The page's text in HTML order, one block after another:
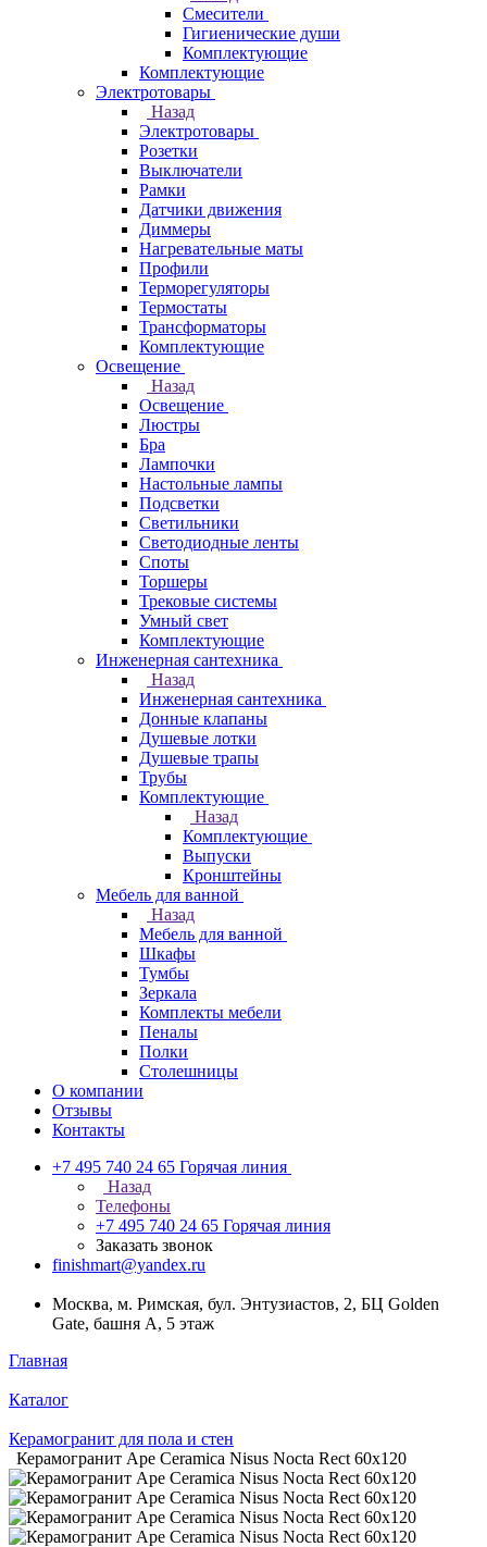
Смесители
Гигиенические души
Комплектующие
Комплектующие
Электротовары
Назад
Электротовары
Розетки
Выключатели
Рамки
Датчики движения
Диммеры
Нагревательные маты
Профили
Терморегуляторы
Термостаты
Трансформаторы
Комплектующие
Освещение
Назад
Освещение
Люстры
Бра
Лампочки
Настольные лампы
Подсветки
Светильники
Светодиодные ленты
Споты
Торшеры
Трековые системы
Умный свет
Комплектующие
Инженерная сантехника
Назад
Инженерная сантехника
Донные клапаны
Душевые лотки
Душевые трапы
Трубы
Комплектующие
Назад
Комплектующие
Выпуски
Кронштейны
Мебель для ванной
Назад
Мебель для ванной
Шкафы
Тумбы
Зеркала
Комплекты мебели
Пеналы
Полки
Столешницы
О компании
Отзывы
Контакты
+7 495 740 24 65 Горячая линия
Назад
Телефоны
+7 495 740 24 65 Горячая линия
Заказать звонок
finishmart@yandex.ru
Москва, м. Римская, бул. Энтузиастов, 2, БЦ Golden
Gate, башня А, 5 этаж
Главная
Каталог
Керамогранит для пола и стен
Керамогранит Ape Ceramica Nisus Nocta Rect 60х120